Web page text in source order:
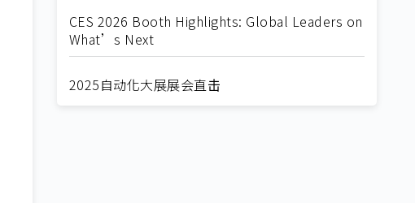
CES 2026 Booth Highlights: Global Leaders on
What’s Next
2025自动化大展展会直击